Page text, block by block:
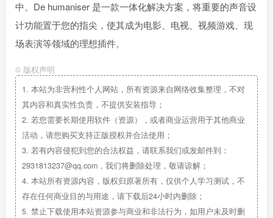
中。De humaniser 是一款一体化解决方案，将重要的声音设
计功能置于您的指尖，使其成为电影、电视、视频游戏、现
场表演等领域的理想插件。
© 版权声明
1. 本站为非营利性个人网站，所有资源来自网络收集整理，不对
其内容和真实性负责，不提供安装指导；
2. 若您需要长期使用软件（资源），或者商业运营用于其他商业
活动，请您购买支持正版授权并合法使用；
3. 若有内容侵犯到您的合法权益，请联系我们或发邮件到：
2931813237@qq.com，我们将删除处理，敬请谅解；
4. 本站所有资源内容，版权归原著所有，仅供个人学习测试，不
存在任何商业目的与用途，请下载后24小时内删除；
5. 禁止下载使用本站资源参与商业和非法行为，如用户未及时删